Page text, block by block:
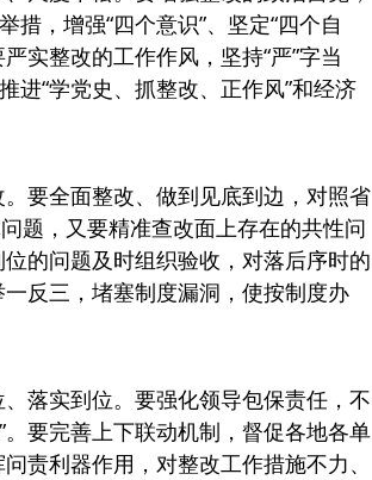
，增强“四个意识”、坚定“四个自
实整改的工作作风，坚持“严”字当
进“学党史、抓整改、正作风”和经济
要全面整改、做到见底到边，对照省
题，又要精准查改面上存在的共性问
的问题及时组织验收，对落后序时的
反三，堵塞制度漏洞，使按制度办
落实到位。要强化领导包保责任，不
要完善上下联动机制，督促各地各单
责利器作用，对整改工作措施不力、